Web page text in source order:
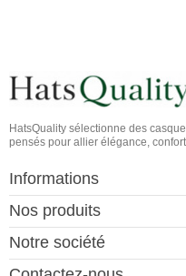
HatsQuality sélectionne des
pensés pour allier élégance,
Informations
Nos produits
Notre société